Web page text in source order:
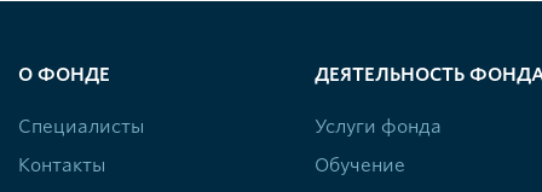
О ФОНДЕ
Специалисты
Контакты
ДЕЯТЕЛЬНОСТЬ
Услуги фонда
Обучение